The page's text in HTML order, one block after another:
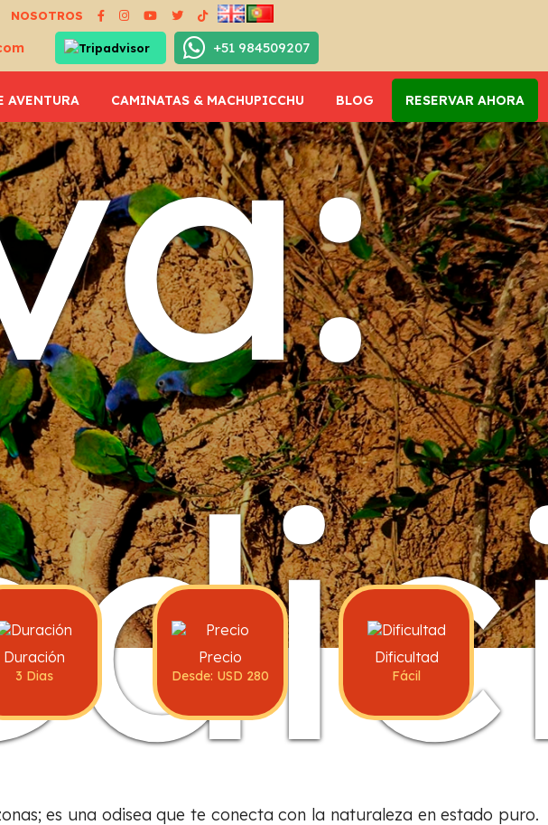
NOSOTROS
+51 984509207
AVENTURA CAMINATAS & MACHUPICCHU BLOG RESERVAR AHORA
Duración
3 Dias
Precio
Desde: USD 280
Dificultad
Fácil
es una odisea que te conecta con la naturaleza en estado puro.